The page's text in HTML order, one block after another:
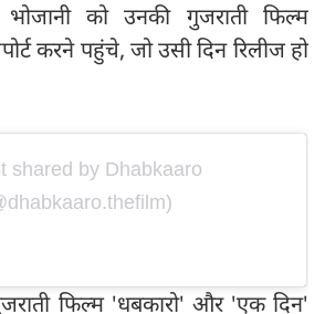
को उनकी गुजराती फिल्म
करने पहुंचे, जो उसी दिन रिलीज हो
shared by Dhabkaaro
फिल्म 'धबकारो' और 'एक दिन'